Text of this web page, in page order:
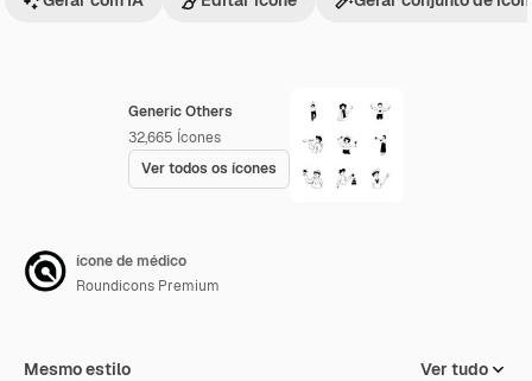
Generic Others
32,665 Ícones
Ver todos os ícones
ícone de médico
Roundicons Premium
Mesmo estilo Ver tudo